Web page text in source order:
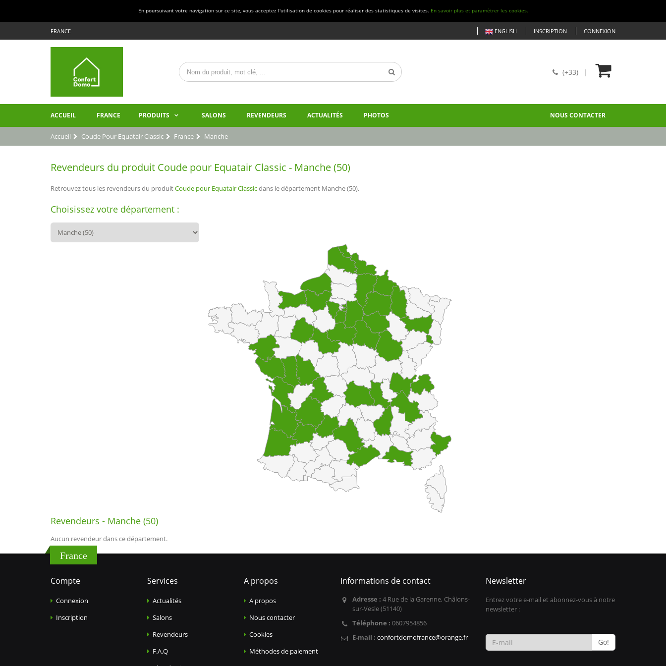
En poursuivant votre navigation sur ce site, vous acceptez l'utilisation de cookies pour réaliser des statistiques de visites. En savoir plus et paramétrer les cookies.
FRANCE ENGLISH INSCRIPTION CONNEXION
(+33)
ACCUEIL FRANCE PRODUITS SALONS REVENDEURS ACTUALITÉS PHOTOS NOUS CONTACTER
Accueil Coude Pour Equatair Classic France Manche
Revendeurs du produit Coude pour Equatair Classic - Manche (50)
Retrouvez tous les revendeurs du produitCoude pour Equatair Classicdans le département Manche (50).
Choisissez votre département :
Revendeurs - Manche (50)
Aucun revendeur dans ce département.
France
Compte
Connexion
Inscription
Services
Actualités
Salons
Revendeurs
F.A.Q
A propos
A propos
Nous contacter
Cookies
Méthodes de paiement
Informations de contact
Adresse : 4 Rue de la Garenne, Châlons-
sur-Vesle (51140)
Téléphone : 0607954856
E-mail : confortdomofrance@orange.fr
Newsletter
Entrez votre e-mail et abonnez-vous à notre
newsletter :
Go!